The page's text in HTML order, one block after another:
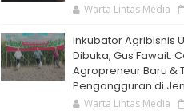
Warta Lintas Media
Inkubator Agribisnis
Dibuka, Gus Fawait:
Agropreneur Baru &
Pengangguran di
Warta Lintas Media